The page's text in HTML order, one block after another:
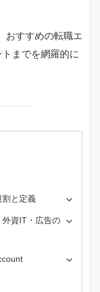
おすすめの転職エ
までを網羅的に
割と定義
資IT・広告の